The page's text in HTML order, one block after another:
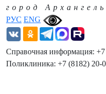
РУС ENG
город
Справочная информация: +7
Поликлиника: +7 (8182) 20-